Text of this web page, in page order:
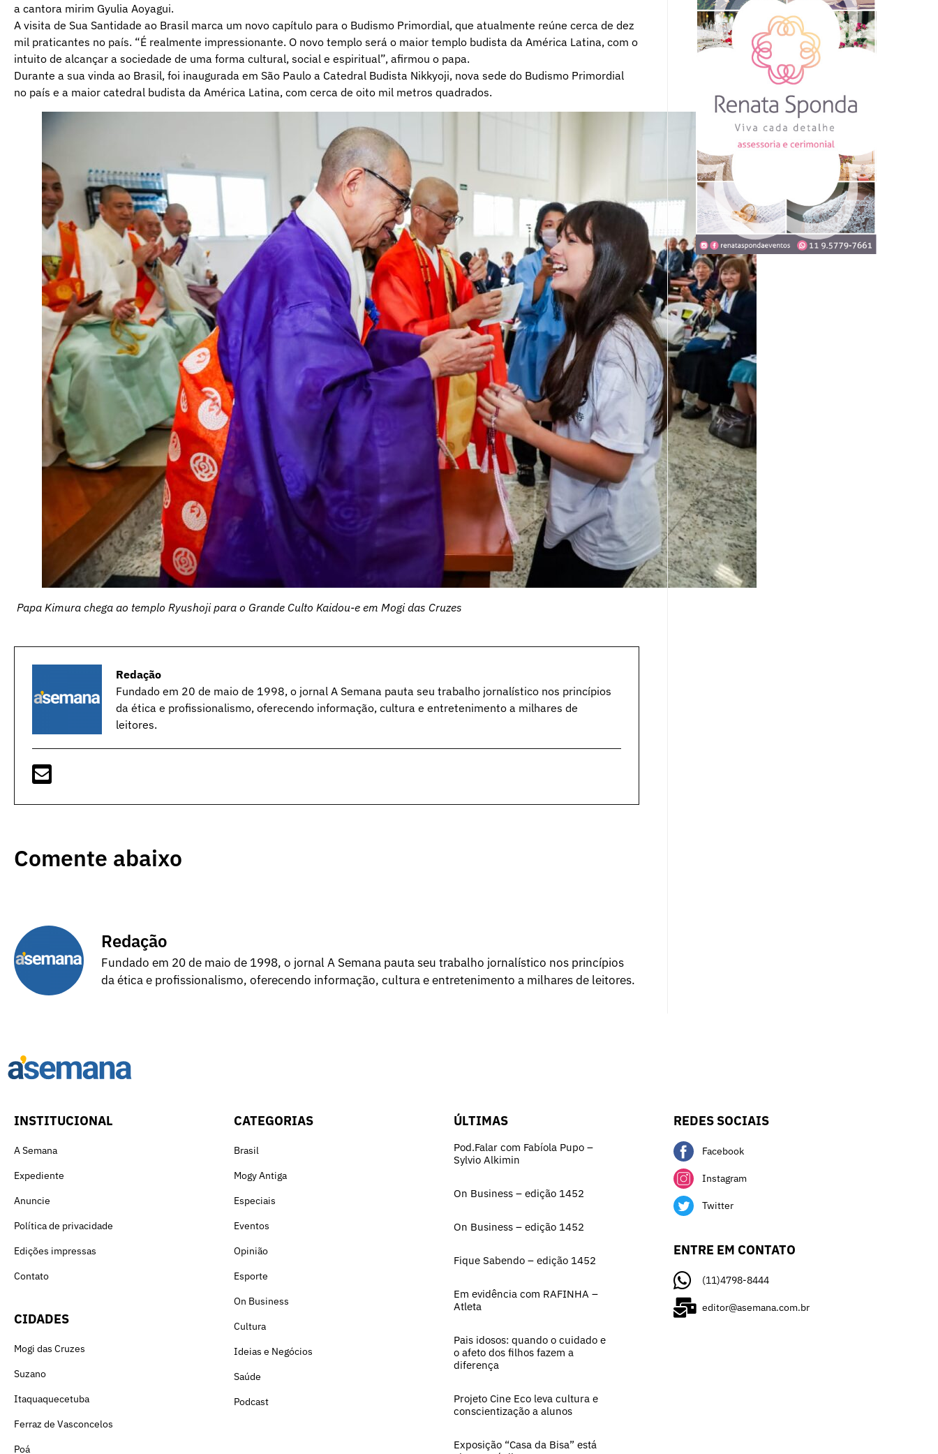
a cantora mirim Gyulia Aoyagui.
A visita de Sua Santidade ao Brasil marca um novo capítulo para o Budismo Primordial, que atualmente reúne cerca de dez
mil praticantes no país. “É realmente impressionante. O novo templo será o maior templo budista da América Latina, com o
intuito de alcançar a sociedade de uma forma cultural, social e espiritual”, afirmou o papa.
Durante a sua vinda ao Brasil, foi inaugurada em São Paulo a Catedral Budista Nikkyoji, nova sede do Budismo Primordial
no país e a maior catedral budista da América Latina, com cerca de oito mil metros quadrados.
Papa Kimura chega ao templo Ryushoji para o Grande Culto Kaidou-e em Mogi das Cruzes
Redação
Fundado em 20 de maio de 1998, o jornal A Semana pauta seu trabalho jornalístico nos princípios
da ética e profissionalismo, oferecendo informação, cultura e entretenimento a milhares de
leitores.
Comente abaixo
Redação
Fundado em 20 de maio de 1998, o jornal A Semana pauta seu trabalho jornalístico nos princípios
da ética e profissionalismo, oferecendo informação, cultura e entretenimento a milhares de leitores.
INSTITUCIONAL
A Semana
Expediente
Anuncie
Política de privacidade
Edições impressas
Contato
CIDADES
Mogi das Cruzes
Suzano
Itaquaquecetuba
Ferraz de Vasconcelos
Poá
CATEGORIAS
Brasil
Mogy Antiga
Especiais
Eventos
Opinião
Esporte
On Business
Cultura
Ideias e Negócios
Saúde
Podcast
ÚLTIMAS
Pod.Falar com Fabíola Pupo –
Sylvio Alkimin
On Business – edição 1452
On Business – edição 1452
Fique Sabendo – edição 1452
Em evidência com RAFINHA –
Atleta
Pais idosos: quando o cuidado e
o afeto dos filhos fazem a
diferença
Projeto Cine Eco leva cultura e
conscientização a alunos
Exposição “Casa da Bisa” está
REDES SOCIAIS
Facebook
Instagram
Twitter
ENTRE EM CONTATO
(11)4798-8444
editor@asemana.com.br